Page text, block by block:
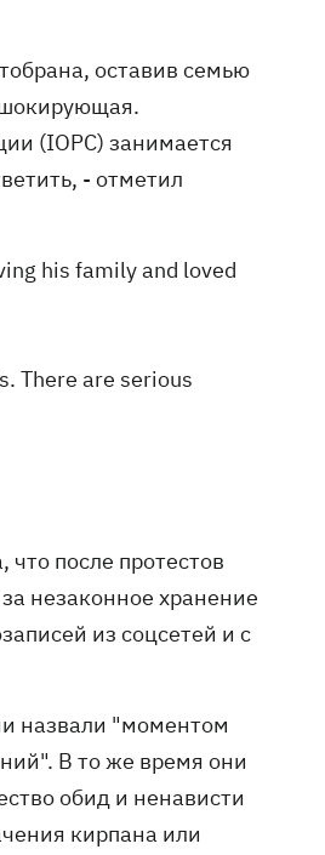
оставив семью
шокирующая.
(IOPC) занимается
- отметил
his family and loved
There are serious
после протестов
незаконное хранение
из соцсетей и с
назвали "моментом
В то же время они
обид и ненависти
кирпана или